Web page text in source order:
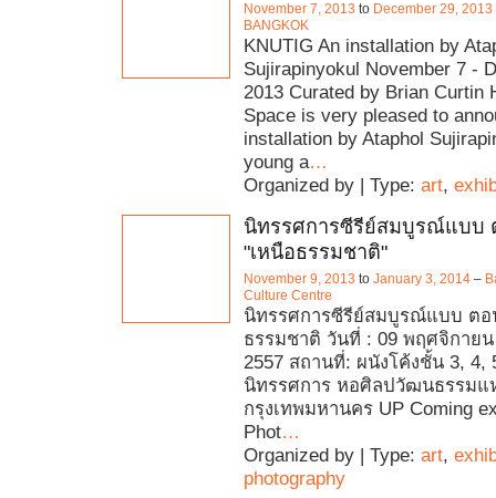
November 7, 2013 to December 29, 2013
BANGKOK
KNUTIG An installation by
Sujirapinyokul November 7 -
2013 Curated by Brian Curtin
Space is very pleased to
installation by Ataphol
young a…
Organized by | Type: art,
นิทรรศการซีรีย์สมบูรณ์แบบ
"เหนือธรรมชาติ"
November 9, 2013 to January 3, 2014 –
Culture Centre
นิทรรศการซีรีย์สมบูรณ์แบบ ตอ
ธรรมชาติ วันที่ : 09 พฤศจิกาย
2557 สถานที่: ผนังโค้งชั้น 3, 4,
นิทรรศการ หอศิลปวัฒนธรรมแ
กรุงเทพมหานคร UP Coming
Phot…
Organized by | Type: art,
photography